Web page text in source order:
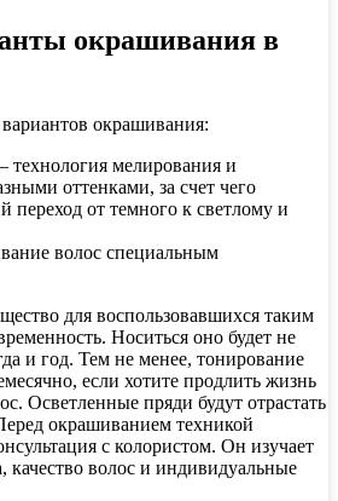
окрашивания в
окрашивания:
мелирования и
оттенками, за счет чего
переход от темного к светлому и
волос специальным
для воспользовавшихся таким
Носиться оно будет не
и год. Тем не менее, тонирование
если хотите продлить жизнь
Осветленные пряди будут отрастать
окрашиванием техникой
с колористом. Он изучает
качество волос и индивидуальные